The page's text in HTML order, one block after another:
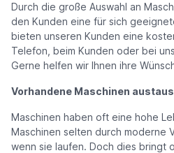
Durch die große Auswahl an
den Kunden eine für sich
bieten unseren Kunden eine
Telefon, beim Kunden oder bei
Gerne helfen wir Ihnen ihre
Vorhandene Maschinen
Maschinen haben oft eine hohe
Maschinen selten durch moderne
wenn sie laufen. Doch dies bringt